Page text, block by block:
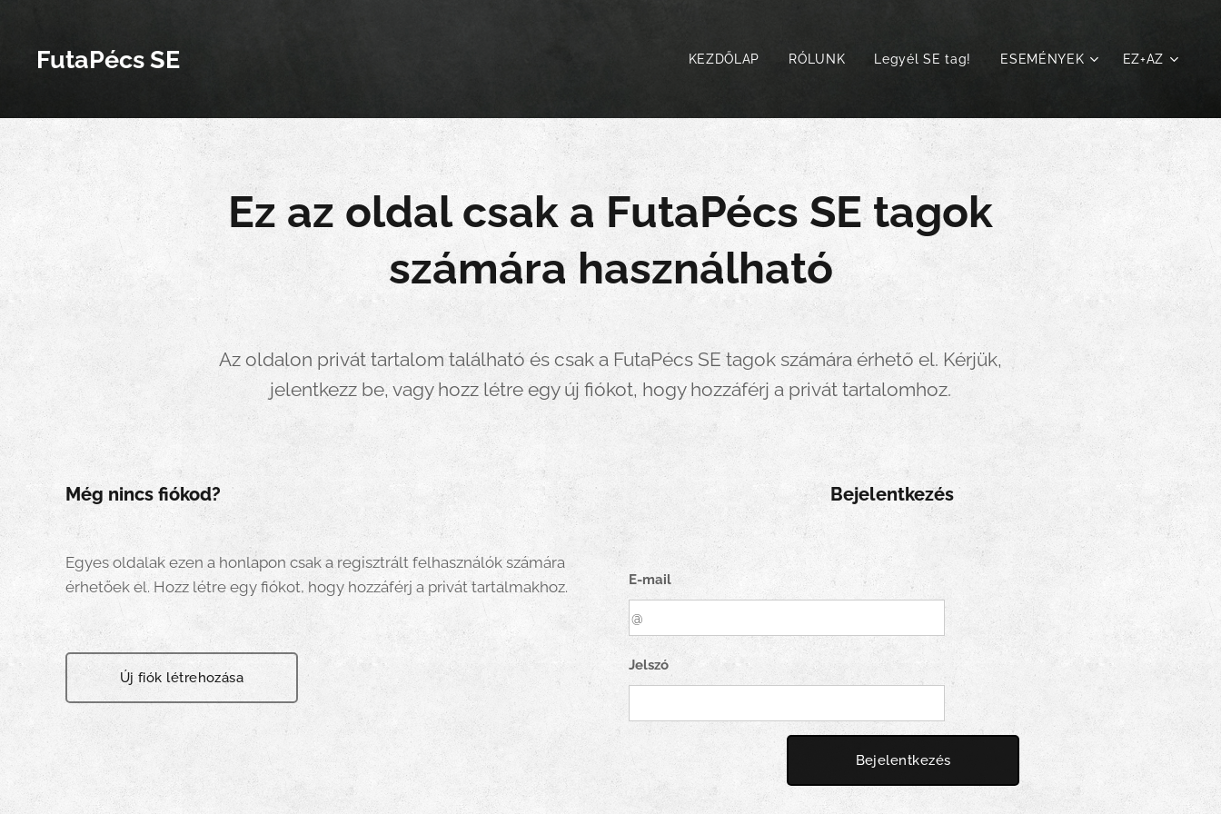
FutaPécs SE KEZDŐLAP RÓLUNK Legyél SE tag! ESEMÉNYEK EZ+AZ
Ez az oldal csak a FutaPécs SE tagok
számára használható
Az oldalon privát tartalom található és csak a FutaPécs SE tagok számára érhető el. Kérjük,
jelentkezz be, vagy hozz létre egy új fiókot, hogy hozzáférj a privát tartalomhoz.
Még nincs fiókod?
Egyes oldalak ezen a honlapon csak a regisztrált felhasználók számára
érhetőek el. Hozz létre egy fiókot, hogy hozzáférj a privát tartalmakhoz.
Új fiók létrehozása
Bejelentkezés
E-mail
Jelszó
Bejelentkezés